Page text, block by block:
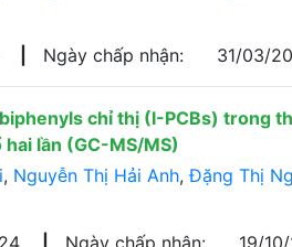
Ngày chấp nhận: 31/03/
chỉ thị (I-PCBs) trong
lần (GC-MS/MS)
, Nguyễn Thị Hải Anh,Đặng Thị
Ngày chấp nhận: 19/